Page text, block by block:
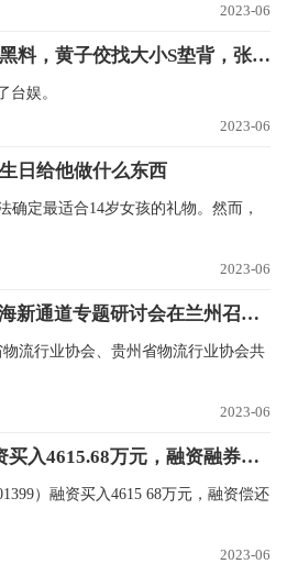
2023-06
性骚扰、连爆13位艺人黑料，黄子佼找大小S垫背，张兰直播间放《好日子》|每日速看
台娱。
2023-06
日给他做什么东西
确定最适合14岁女孩的礼物。然而，
2023-06
甘黔高水平共建西部陆海新通道专题研讨会在兰州召开-环球快播报
流行业协会、贵州省物流行业协会共
2023-06
英特科技：6月19日融资买入4615.68万元，融资融券余额6869.97万元_视焦点讯
）融资买入4615 68万元，融资偿还
2023-06